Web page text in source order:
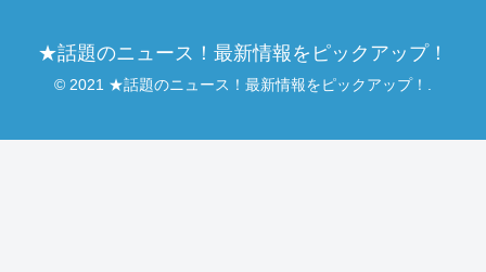
★話題のニュース！最新情報をピックアップ！
© 2021 ★話題のニュース！最新情報をピックアップ！.